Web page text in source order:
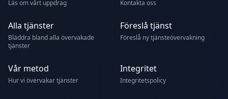
Läs om vårt uppdrag Kontakta oss
Alla tjänster
Bläddra bland alla övervakade
tjänster
Föreslå tjänst
Föreslå ny tjänsteövervakning
Vår metod
Hur vi övervakar tjänster
Integritet
Integritetspolicy